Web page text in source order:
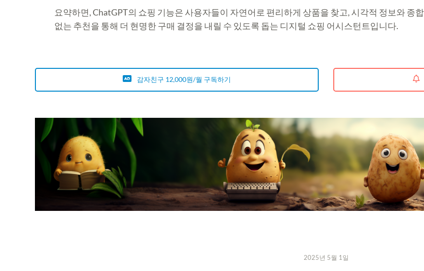
요약하면, ChatGPT의 쇼핑 기능은 사용자들이 자연어로 편리하게 상품을 찾고, 시각적 정보와 종
없는 추천을 통해 더 현명한 구매 결정을 내릴 수 있도록 돕는 디지털 쇼핑 어시스턴트입니다.
감자친구 12,000원/월 구독하기
2025년 5월 1일